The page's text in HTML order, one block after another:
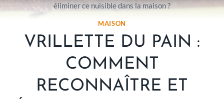
éliminer ce nuisible dans la maison ?
MAISON
VRILLETTE DU PAIN :
COMMENT
RECONNAÎTRE ET